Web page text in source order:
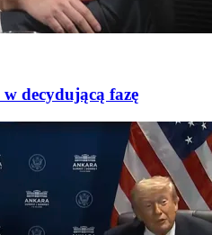
decydującą fazę